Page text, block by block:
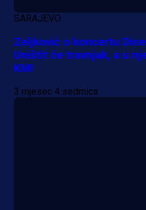
SARAJEVO
Zeljković o koncertu
Uništit će travnjak, a u
KM!
3 mjesec 4 sedmica